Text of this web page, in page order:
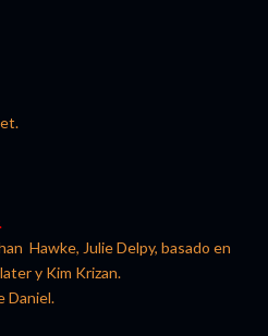
Hawke, Julie Delpy, basado en
y Kim Krizan.
Daniel.